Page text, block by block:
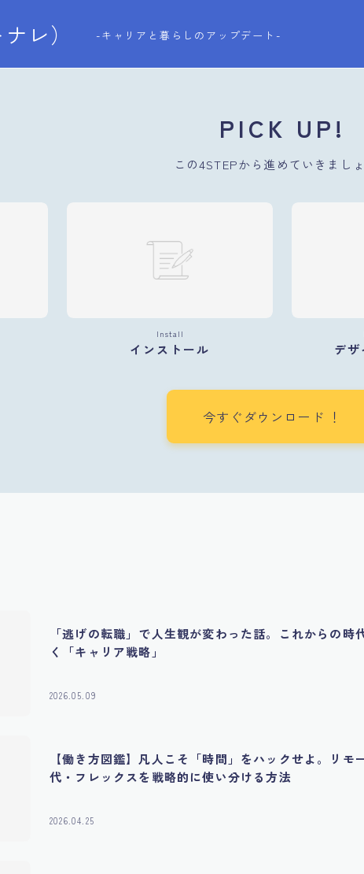
レ） -キャリアと暮らしのアップデート-
PICK UP!
この4STEPから進めていきましょ
Install
インストール デ
今すぐダウンロード ！
「逃げの転職」で人生観が変わった話。これからの時
く「キャリア戦略」
2026.05.09
【働き方図鑑】凡人こそ「時間」をハックせよ。リモ
代・フレックスを戦略的に使い分ける方法
2026.04.25